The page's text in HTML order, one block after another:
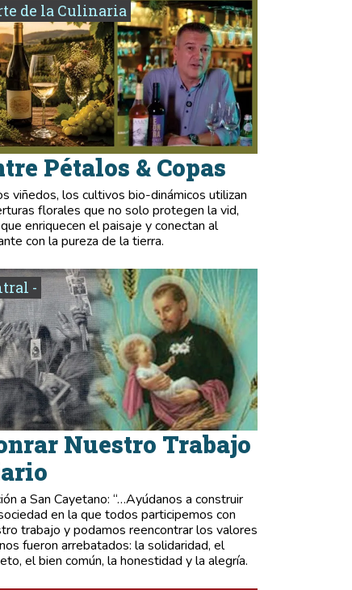
de la Culinaria
Pétalos & Copas
viñedos, los cultivos bio-dinámicos utilizan
florales que no solo protegen la vid,
enriquecen el paisaje y conectan al
con la pureza de la tierra.
-
Nuestro Trabajo
a San Cayetano: “…Ayúdanos a construir
en la que todos participemos con
trabajo y podamos reencontrar los valores
fueron arrebatados: la solidaridad, el
el bien común, la honestidad y la alegría.